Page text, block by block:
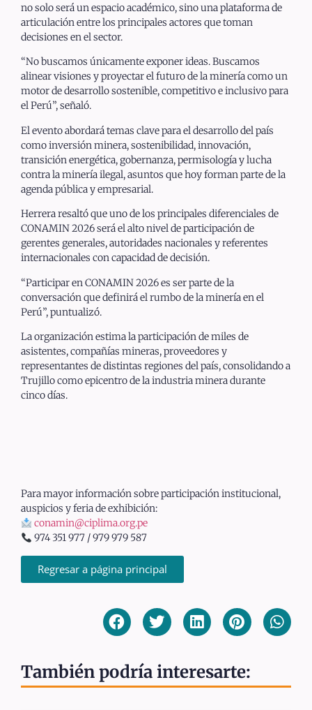
no solo será un espacio académico, sino una plataforma de
articulación entre los principales actores que toman
decisiones en el sector.
“No buscamos únicamente exponer ideas. Buscamos
alinear visiones y proyectar el futuro de la minería como un
motor de desarrollo sostenible, competitivo e inclusivo para
el Perú”, señaló.
El evento abordará temas clave para el desarrollo del país
como inversión minera, sostenibilidad, innovación,
transición energética, gobernanza, permisología y lucha
contra la minería ilegal, asuntos que hoy forman parte de la
agenda pública y empresarial.
Herrera resaltó que uno de los principales diferenciales de
CONAMIN 2026 será el alto nivel de participación de
gerentes generales, autoridades nacionales y referentes
internacionales con capacidad de decisión.
“Participar en CONAMIN 2026 es ser parte de la
conversación que definirá el rumbo de la minería en el
Perú”, puntualizó.
La organización estima la participación de miles de
asistentes, compañías mineras, proveedores y
representantes de distintas regiones del país, consolidando a
Trujillo como epicentro de la industria minera durante
cinco días.
Para mayor información sobre participación institucional,
auspicios y feria de exhibición:
conamin@ciplima.org.pe
974 351 977 / 979 979 587
Regresar a página principal
También podría interesarte: